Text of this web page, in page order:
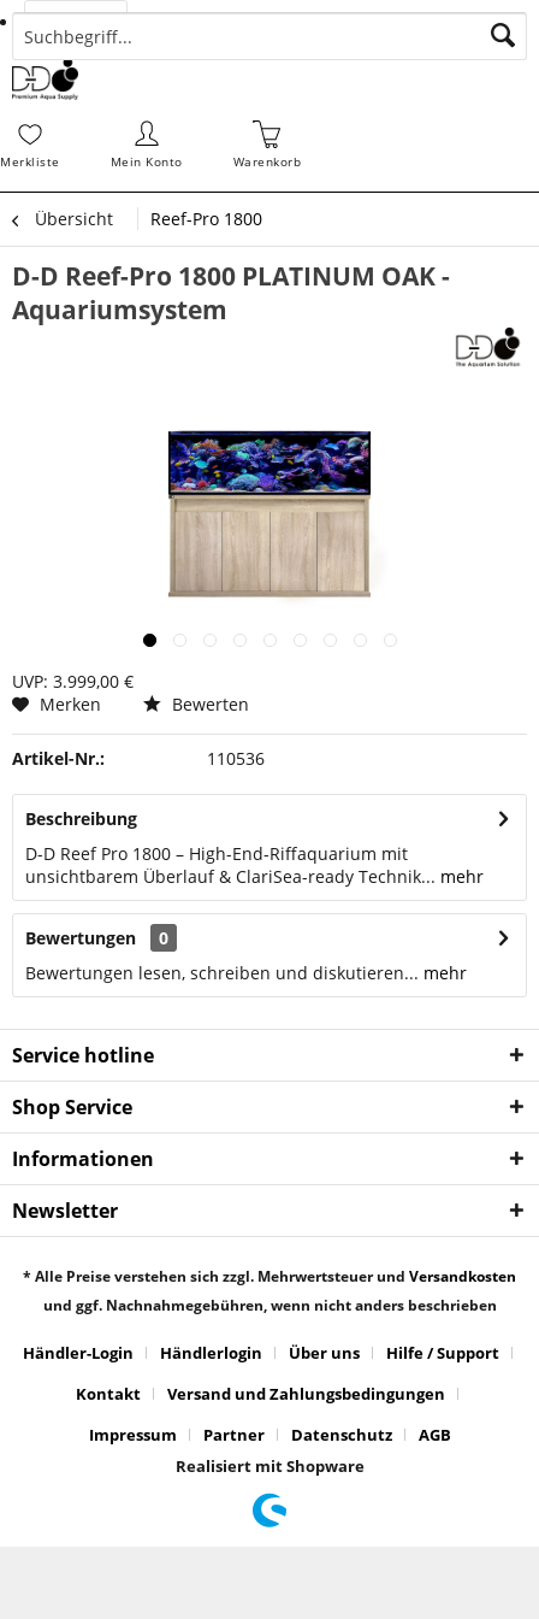
Suchen
Merkliste Mein Konto
Bestellungen Schnellerfassung
Warenkorb
Übersicht Reef-Pro 1800
D-D Reef-Pro 1800 PLATINUM OAK -
Aquariumsystem
UVP: 3.999,00 €
Merken
Bewerten
Artikel-Nr.: 110536
Beschreibung
D-D Reef Pro 1800 – High-End-Riffaquarium mit
unsichtbarem Überlauf & ClariSea-ready Technik... mehr
Bewertungen
0
Bewertungen lesen, schreiben und diskutieren... mehr
Service hotline
Shop Service
Informationen
Newsletter
* Alle Preise verstehen sich zzgl. Mehrwertsteuer und Versandkosten
und ggf. Nachnahmegebühren, wenn nicht anders beschrieben
Händler-Login Händlerlogin Über uns
Hilfe / Support
Kontakt
Versand und Zahlungsbedingungen
Impressum
Partner Datenschutz
AGB
Realisiert mit Shopware